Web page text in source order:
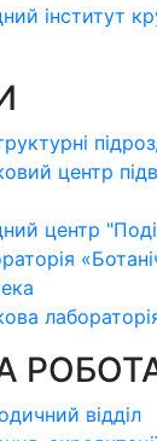
інститут
центр
центр
відділ